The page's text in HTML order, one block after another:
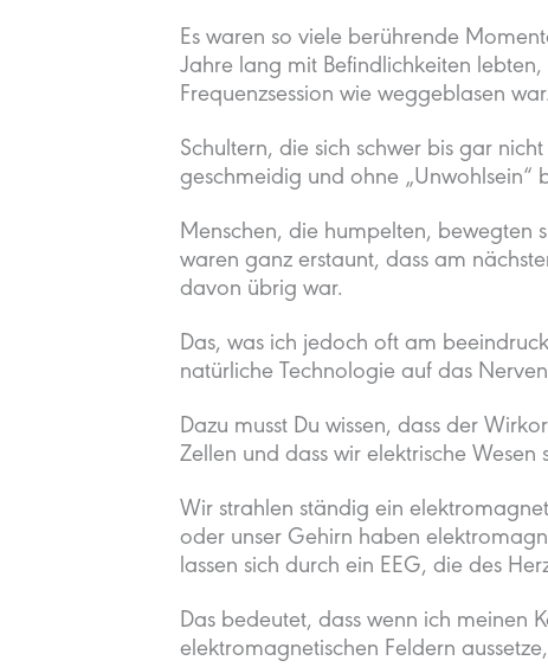
Es waren so viele berührende
Jahre lang mit Befindlichkeiten
Frequenzsession wie weggeblasen war.
Schultern, die sich schwer bis gar
geschmeidig und ohne „Unwohlsein“
Menschen, die humpelten, bewegten
waren ganz erstaunt, dass am
davon übrig war.
Das, was ich jedoch oft am
natürliche Technologie auf das
Dazu musst Du wissen, dass der
Zellen und dass wir elektrische Wesen
Wir strahlen ständig ein
oder unser Gehirn haben
lassen sich durch ein EEG, die des
Das bedeutet, dass wenn ich meinen
elektromagnetischen Feldern